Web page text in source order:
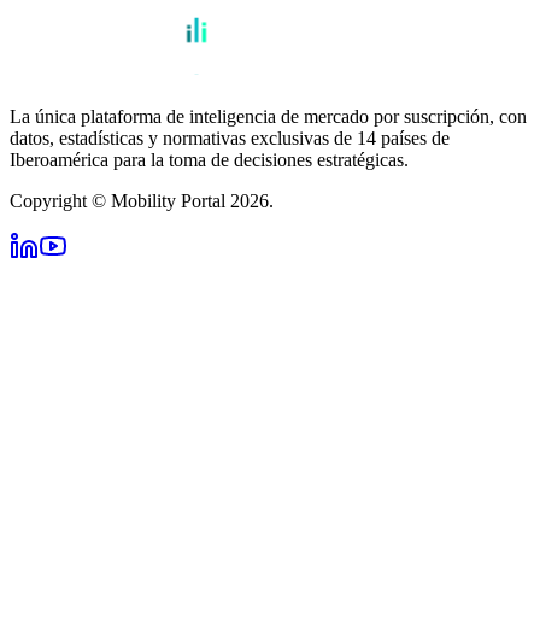
La única plataforma de inteligencia de mercado por suscripción, con
datos, estadísticas y normativas exclusivas de 14 países de
Iberoamérica para la toma de decisiones estratégicas.
Copyright © Mobility Portal 2026.